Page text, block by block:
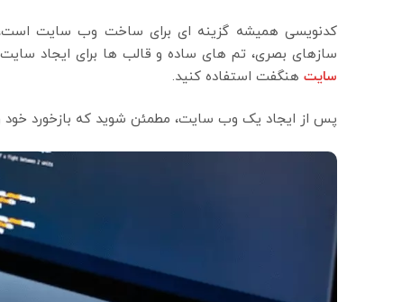
کدنویسی همیشه گزینه ای برای ساخت وب سایت است،
سازهای بصری، تم های ساده و قالب ها برای ایجاد
سایت هنگفت استفاده کنید.
پس از ایجاد یک وب سایت، مطمئن شوید که بازخورد خود